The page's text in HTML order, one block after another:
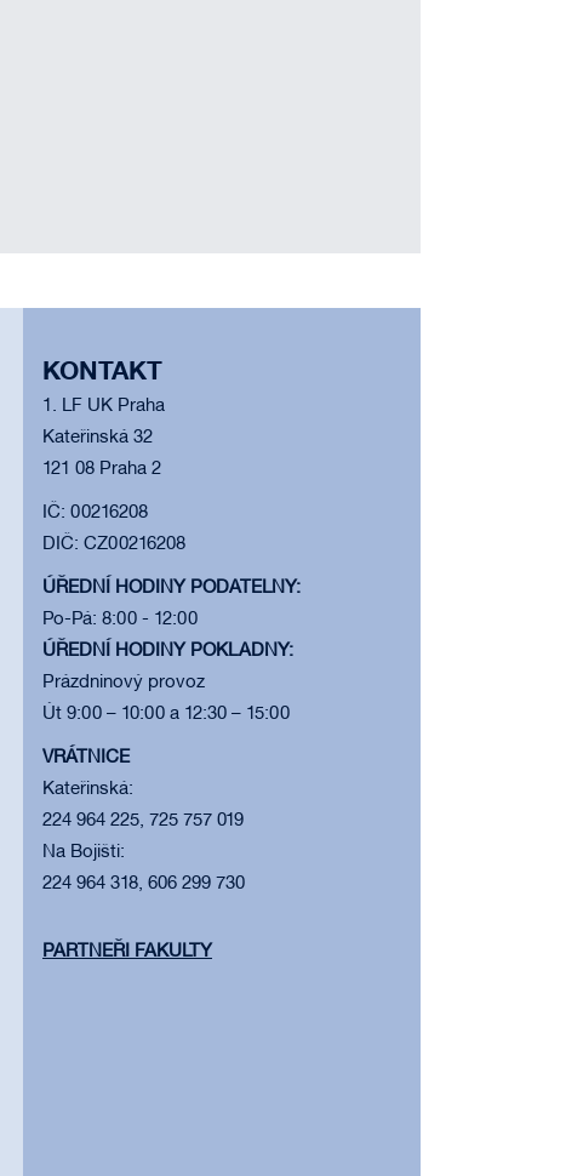
KONTAKT
1. LF UK Praha
Kateřinská 32
121 08 Praha 2
IČ: 00216208
DIČ: CZ00216208
ÚŘEDNÍ HODINY PODATELNY:
Po-Pá: 8:00 - 12:00
ÚŘEDNÍ HODINY POKLADNY:
Prázdninový provoz
Út 9:00 – 10:00 a 12:30 – 15:00
VRÁTNICE
Kateřinská:
224 964 225, 725 757 019
Na Bojišti:
224 964 318, 606 299 730
PARTNEŘI FAKULTY